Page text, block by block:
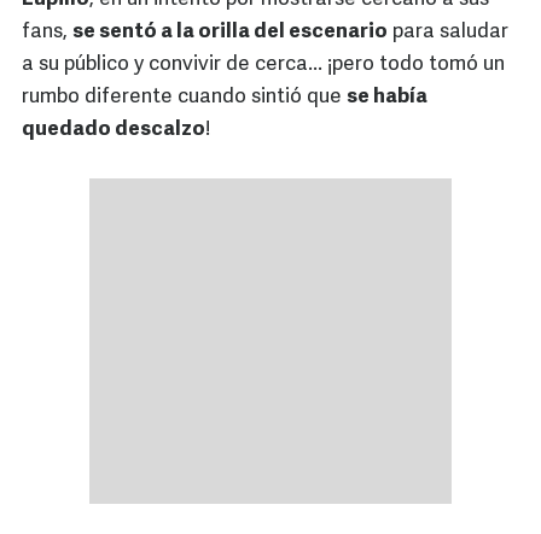
fans, se sentó a la orilla del escenario para saludar
a su público y convivir de cerca... ¡pero todo tomó un
rumbo diferente cuando sintió que se había
quedado descalzo!